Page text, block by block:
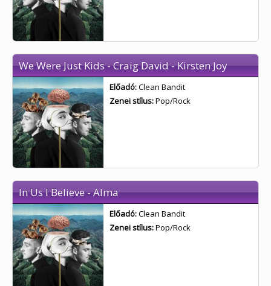
We Were Just Kids - Craig David - Kirsten Joy
Előadó:Clean Bandit
Zenei stílus:Pop/Rock
In Us I Believe - Alma
Előadó:Clean Bandit
Zenei stílus:Pop/Rock